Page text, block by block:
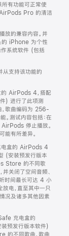
所有功能可正常使
Pro 的清洁
放的兼容内容。并
的 iPhone 为个性
作系统软件 (包括
从支持该功能的
AirPods 4，搭配
) 进行了此项测
歌曲编码为 256-
。测试内容包括：在
停止播放。
能有所差异。
电盒的 AirPods 4
(安装预发行版本
Store 的不同歌
关闭了空间音频、
时间最长可达 4 小
电，直至其中一只
况及诸多其他因素
充电盒的
预发行版本软件)
的不同歌曲，歌曲